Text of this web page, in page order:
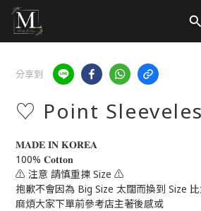
分享到
♡ Point
𝐌𝐀𝐃𝐄 𝐈𝐍 𝐊𝐎𝐑𝐄𝐀
100% 𝐂𝐨𝐭𝐭𝐨𝐧
⚠️ 注意 請慎重揀 Size ⚠️
抱歉不會因為 Big Size 太闊而換到 Size
麻煩大家下單前參考店主著後感或